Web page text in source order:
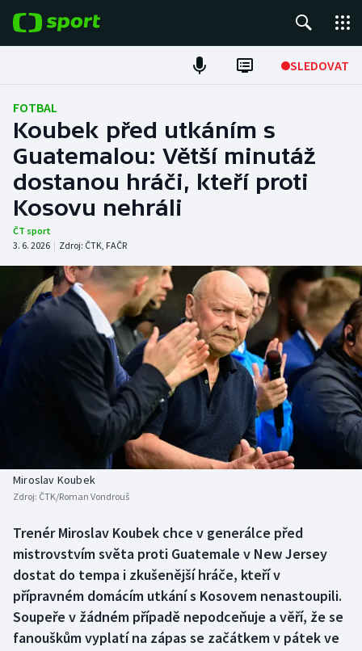
SLEDOVAT
Fotbal
Hokej
Tenis
Atletika
DALŠÍ SPORTY
Americký fotbal
Baseball a softbal
Basketbal
Boby a skeleton
Box
Curling
Dostihy
Florbal
NEPŘEHLÉDNĚTE
Historické návraty
Aplikace ČT sport
AZ kvíz
FOTBAL
Koubek před utkáním s
Guatemalou: Větší minutáž
dostanou hráči, kteří proti
Kosovu nehráli
ČT sport
3. 6. 2026 | Zdroj: ČTK, FAČR
Miroslav Koubek
Zdroj: ČTK/Roman Vondrouš
Trenér Miroslav Koubek chce v generálce před
mistrovstvím světa proti Guatemale v New Jersey
dostat do tempa i zkušenější hráče, kteří v
přípravném domácím utkání s Kosovem nenastoupili.
Soupeře v žádném případě nepodceňuje a věří, že se
fanouškům vyplatí na zápas se začátkem v pátek ve